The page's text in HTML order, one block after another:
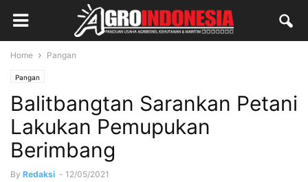
Home Pangan
Pangan
Balitbangtan Sarankan Petani
Lakukan Pemupukan
Berimbang
By Redaksi - 12/05/2021